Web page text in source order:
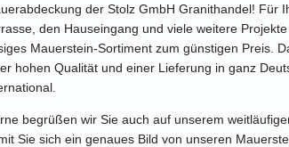
der Stolz GmbH Granithandel! Für
den Hauseingang und viele weitere
Mauerstein-Sortiment zum günstigen Preis.
hohen Qualität und einer Lieferung in ganz
begrüßen wir Sie auch auf unserem
Sie sich ein genaues Bild von unseren